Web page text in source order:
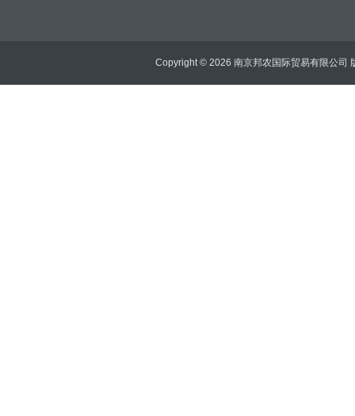
Copyright © 2026 南京邦农国际贸易有限公司